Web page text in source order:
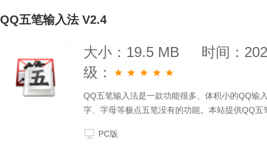
QQ五笔输入法 V2.4
大小：19.5 MB
时间：
级：
QQ五笔输入法是一款功能很多、体积小的QQ输
字、字母等极点五笔没有的功能。本站提供QQ五
PC版